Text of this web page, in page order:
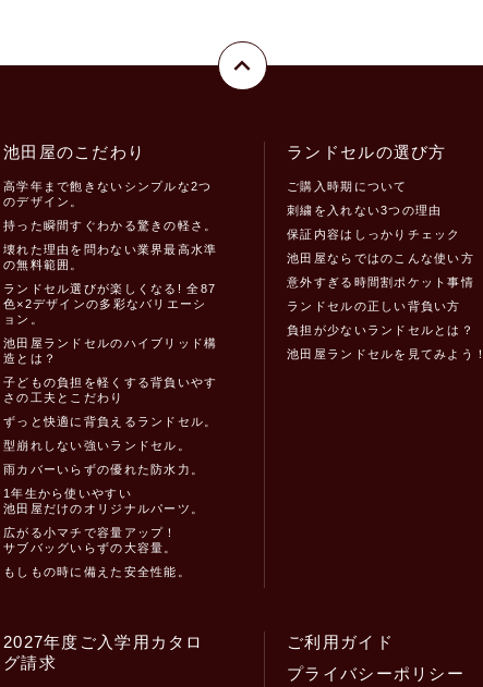
池田屋のこだわり
高学年まで飽きないシンプルな2つ
のデザイン。
持った瞬間すぐわかる驚きの軽さ。
壊れた理由を問わない業界最高水準
の無料範囲。
ランドセル選びが楽しくなる! 全87
色×2デザインの多彩なバリエーシ
ョン。
池田屋ランドセルのハイブリッド構
造とは？
子どもの負担を軽くする背負いやす
さの工夫とこだわり
ずっと快適に背負えるランドセル。
型崩れしない強いランドセル。
雨カバーいらずの優れた防水力。
1年生から使いやすい
池田屋だけのオリジナルパーツ。
広がる小マチで容量アップ！
サブバッグいらずの大容量。
もしもの時に備えた安全性能。
ランドセルの選び方
ご購入時期について
刺繍を入れない3つの理由
保証内容はしっかりチェック
池田屋ならではのこんな使い方
意外すぎる時間割ポケット事情
ランドセルの正しい背負い方
負担が少ないランドセルとは？
池田屋ランドセルを見てみよう！
2027年度ご入学用カタロ
グ請求
ご利用ガイド
プライバシーポリシー